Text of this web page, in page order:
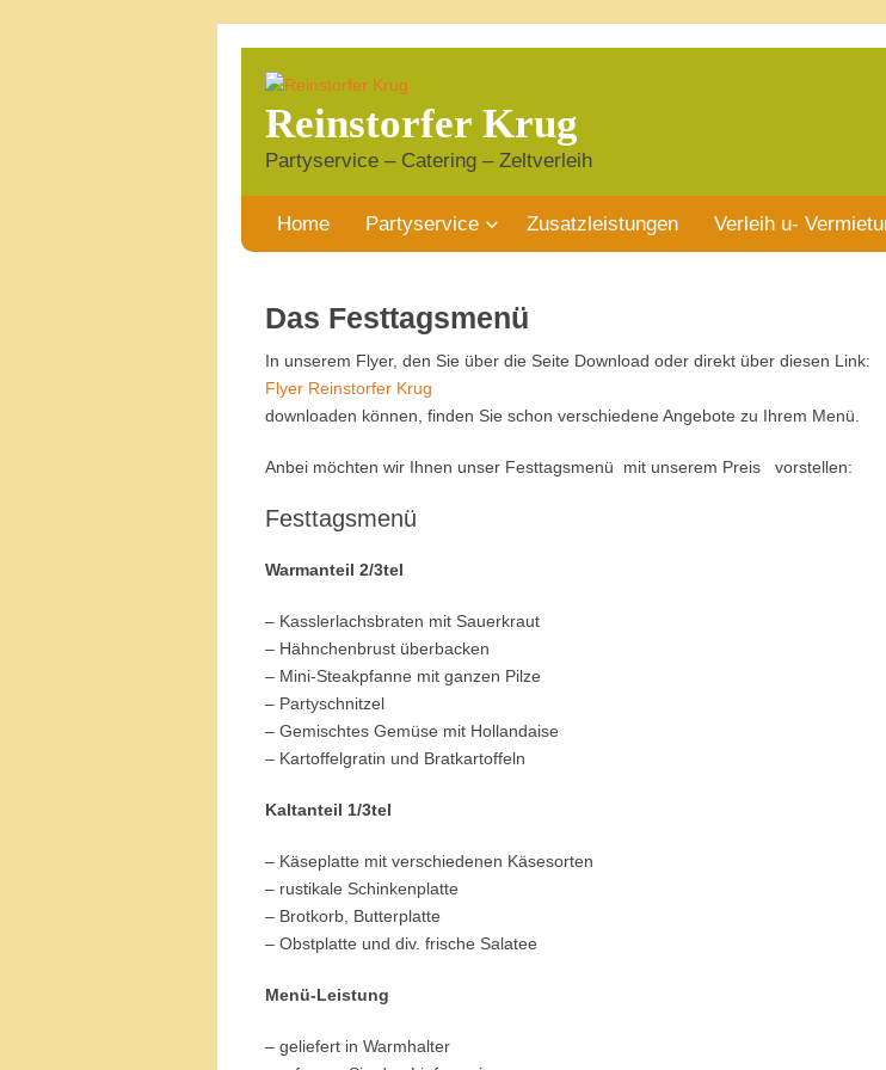
Reinstorfer Krug
Partyservice – Catering – Zeltverleih
Home Partyservice Zusatzleistungen Verleih u-
Das Festtagsmenü
In unserem Flyer, den Sie über die Seite Download oder direkt über diesen Link:
Flyer Reinstorfer Krug
downloaden können, finden Sie schon verschiedene Angebote zu Ihrem Menü.
Anbei möchten wir Ihnen unser Festtagsmenü mit unserem Preis vorstellen:
Festtagsmenü
Warmanteil 2/3tel
– Kasslerlachsbraten mit Sauerkraut
– Hähnchenbrust überbacken
– Mini-Steakpfanne mit ganzen Pilze
– Partyschnitzel
– Gemischtes Gemüse mit Hollandaise
– Kartoffelgratin und Bratkartoffeln
Kaltanteil 1/3tel
– Käseplatte mit verschiedenen Käsesorten
– rustikale Schinkenplatte
– Brotkorb, Butterplatte
– Obstplatte und div. frische Salatee
Menü-Leistung
– geliefert in Warmhalter